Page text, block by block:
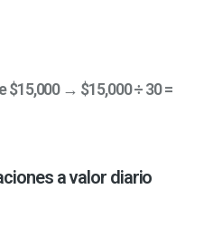
$15,000 → $15,000 ÷ 30 =
a valor diario